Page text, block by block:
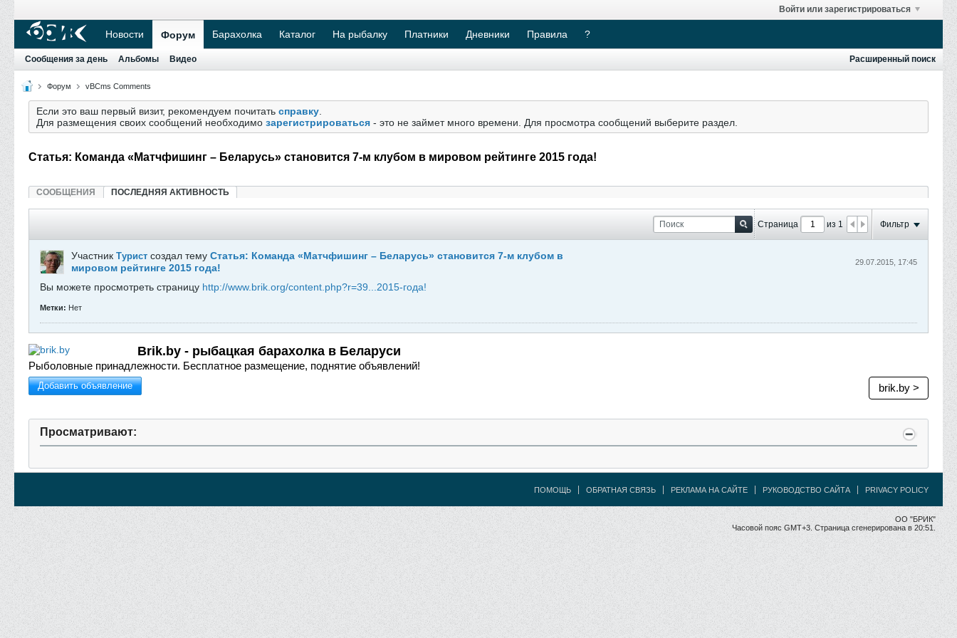
Войти или зарегистрироваться
Новости Форум Барахолка Каталог На рыбалку Платники Дневники Правила ?
Сообщения за день Альбомы Видео Расширенный поиск
Форум vBCms Comments
Если это ваш первый визит, рекомендуем почитать справку
Для размещения своих сообщений необходимо зарегистрироваться - это не займет много времени. Для просмотра сообщений выберите раздел.
Статья: Команда «Матчфишинг – Беларусь» становится 7-м клубом в мировом рейтинге 2015 года!
СООБЩЕНИЯ ПОСЛЕДНЯЯ АКТИВНОСТЬ
Страница из 1 Фильтр
Участник Турист создал тему Статья: Команда «Матчфишинг – Беларусь» становится 7-м клубом в
мировом рейтинге 2015 года!
29.07.2015, 17:45
Вы можете просмотреть страницу http://www.brik.org/content.php?r=39...2015-года!
Метки: Нет
Brik.by - рыбацкая барахолка в Беларуси
Рыболовные принадлежности. Бесплатное размещение, поднятие объявлений!
Добавить объявление brik.by >
Просматривают:
ПОМОЩЬ ОБРАТНАЯ СВЯЗЬ РЕКЛАМА НА САЙТЕ РУКОВОДСТВО САЙТА PRIVACY POLICY
ОО "БРИК"
Часовой пояс GMT+3. Страница сгенерирована в 20:51.